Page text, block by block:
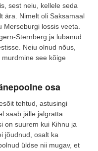
sest neiu, kellele seda
ära. Nimelt oli Saksamaal
lossis veeta.
Sternberg ja lubanud
Neiu olnud nõus,
see kõige
osa
tehtud, astusingi
saab jälle jalgratta
on suurem kui Kihnu ja
jõudnud, osalt ka
üldse nii mugav, et